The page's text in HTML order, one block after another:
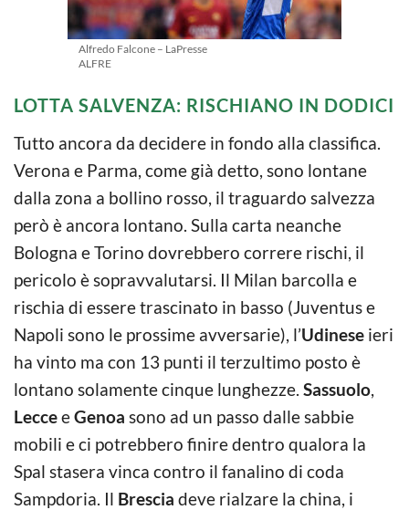
Alfredo Falcone – LaPresse
ALFRE
LOTTA SALVENZA: RISCHIANO IN DODICI
Tutto ancora da decidere in fondo alla classifica.
Verona e Parma, come già detto, sono lontane
dalla zona a bollino rosso, il traguardo salvezza
però è ancora lontano. Sulla carta neanche
Bologna e Torino dovrebbero correre rischi, il
pericolo è sopravvalutarsi. Il Milan barcolla e
rischia di essere trascinato in basso (Juventus e
Napoli sono le prossime avversarie), l’Udinese ieri
ha vinto ma con 13 punti il terzultimo posto è
lontano solamente cinque lunghezze. Sassuolo,
LecceeGenoa sono ad un passo dalle sabbie
mobili e ci potrebbero finire dentro qualora la
Spal stasera vinca contro il fanalino di coda
Sampdoria. Il Brescia deve rialzare la china, i